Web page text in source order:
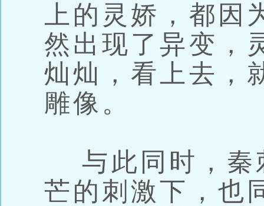
上的灵娇，都
然出现了异变，
灿灿，看上去，
雕像。
与此同时，秦
芒的刺激下，也